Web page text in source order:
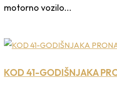
motorno vozilo...
KOD 41-GODIŠNJAKA